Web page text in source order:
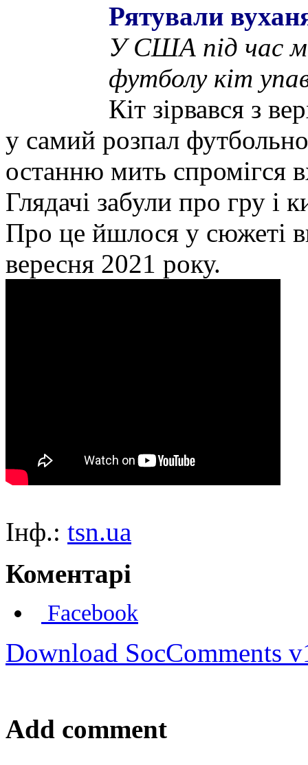
Рятували
У США під час
футболу кіт
Кіт зірвався з
у самий розпал
останню мить спромігся
Глядачі забули про гру і
Про це йшлося у сюжеті
вересня 2021 року.
Інф.: tsn.ua
Коментарі
Facebook
Download SocComments
Add comment